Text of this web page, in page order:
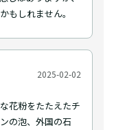
もしれません。
2025-02-02
花粉をたたえたチ
の泡、外国の石